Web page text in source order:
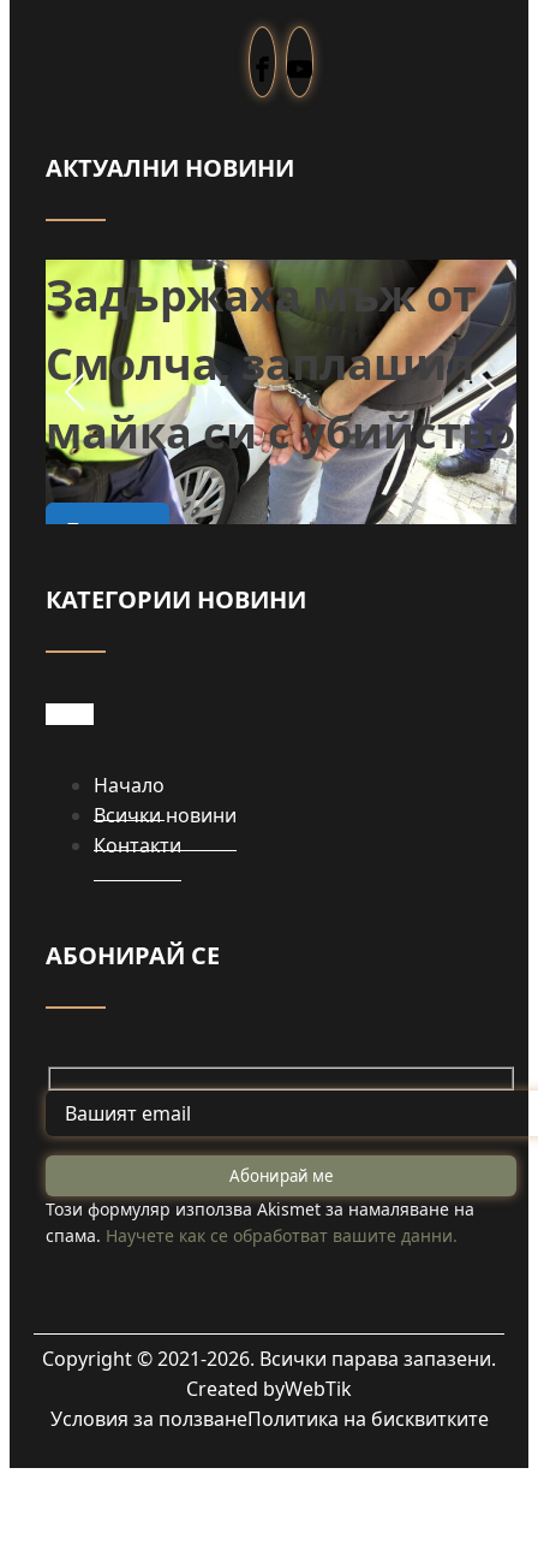
АКТУАЛНИ НОВИНИ
Забраниха
пълненето на
басейни и миенето
на коли с питейна
вода в Годеч
Прочети
КАТЕГОРИИ НОВИНИ
Начало
Всички новини
Контакти
АБОНИРАЙ СЕ
Този формуляр използва Akismet за намаляване на
спама. Научете как се обработват вашите данни.
Copyright © 2021-2026. Всички парава запазени.
Created byWebTik
Условия за ползванеПолитика на бисквитките